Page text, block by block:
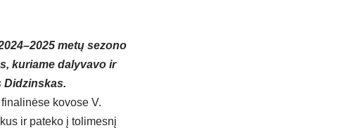
metų sezono
kuriame dalyvavo ir
Didzinskas.
kovose V.
ir pateko į tolimesnį